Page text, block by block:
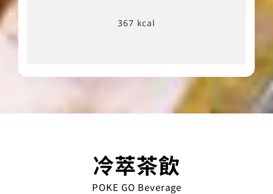
367 kcal
冷萃茶飲
POKE GO Beverage